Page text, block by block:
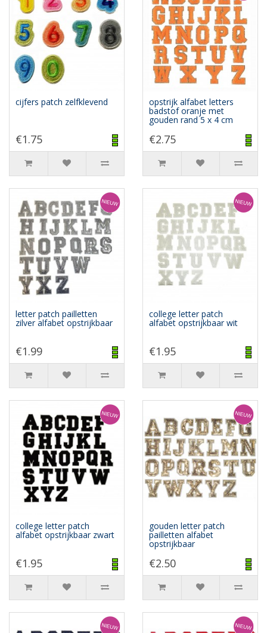
cijfers patch zelfklevend
€1.75
opstrijk alfabet letters
badstof oranje met
gouden rand 5 x 4 cm
€2.75
letter patch pailletten
zilver alfabet opstrijkbaar
€1.99
college letter patch
alfabet opstrijkbaar wit
€1.95
college letter patch
alfabet opstrijkbaar zwart
€1.95
gouden letter patch
pailletten alfabet
opstrijkbaar
€2.50